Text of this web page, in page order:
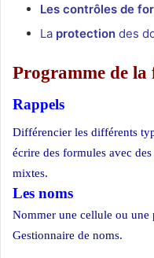
Les contrôles de
La protection des
Programme de
Rappels
Différencier les différents
écrire des formules avec
mixtes.
Les noms
Nommer une cellule ou une
Gestionnaire de noms.